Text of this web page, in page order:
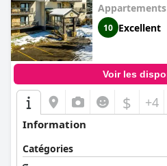
10 Excellent
Voir les
$ +4
Information
Catégories